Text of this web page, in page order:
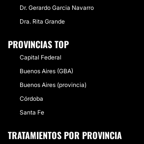
Dr. Gerardo Garcia Navarro
Dra. Rita Grande
PROVINCIAS TOP
Capital Federal
Buenos Aires (GBA)
Buenos Aires (provincia)
Córdoba
Santa Fe
TRATAMIENTOS POR PROVINCIA